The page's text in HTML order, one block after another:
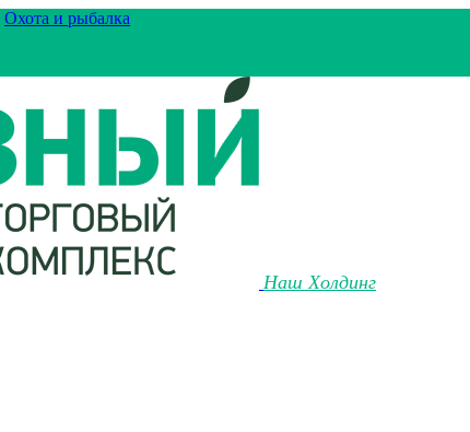
Охота и рыбалка
Наш Холдинг